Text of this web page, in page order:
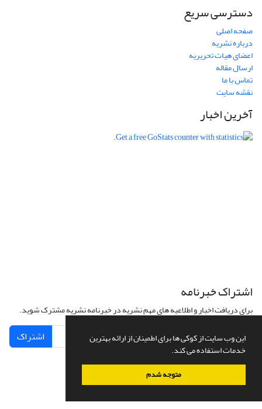
این وب سایت از کوکی ها برای اطمینان از ارائه بهترین
خدمات استفاده می کند.
متوجه شدم
دسترسی سریع
صفحه اصلی
درباره نشریه
اعضای هیات تحریریه
ارسال مقاله
تماس با ما
نقشه سایت
آخرین اخبار
اشتراک خبرنامه
برای دریافت اخبار و اطلاعیه های مهم نشریه در خبرنامه نشریه مشترک شوید.
اشتراک
سامانه مدیریت نشریات علمی.طراحی و پیاده سازی ازسیناوب